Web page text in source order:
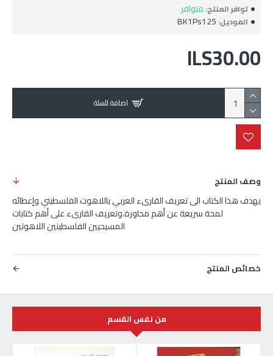
توافر المنتج: متوافر
الموديل: BK1Ps125
ILS30.00
اضافة للسلة
وصف المنتج
يهدف هذا الكتاب الى تعريف القارىء العربي باللاهوت الفلسطيني وإعطائه
لمحة سريعة عن أهم محاورة.وتعريف القارىء على أهم كتابات
المسيحيين الفلسطينين اللاهوتين
خصائص المنتج
من نفس القسم